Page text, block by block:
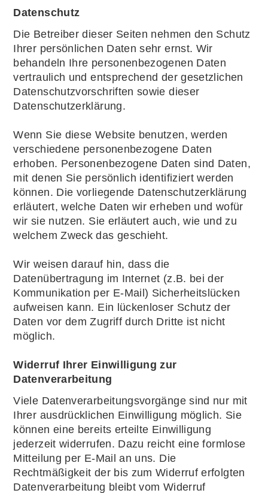
Datenschutz
Die Betreiber dieser Seiten nehmen den Schutz
Ihrer persönlichen Daten sehr ernst. Wir
behandeln Ihre personenbezogenen Daten
vertraulich und entsprechend der gesetzlichen
Datenschutzvorschriften sowie dieser
Datenschutzerklärung.
Wenn Sie diese Website benutzen, werden
verschiedene personenbezogene Daten
erhoben. Personenbezogene Daten sind Daten,
mit denen Sie persönlich identifiziert werden
können. Die vorliegende Datenschutzerklärung
erläutert, welche Daten wir erheben und wofür
wir sie nutzen. Sie erläutert auch, wie und zu
welchem Zweck das geschieht.
Wir weisen darauf hin, dass die
Datenübertragung im Internet (z.B. bei der
Kommunikation per E-Mail) Sicherheitslücken
aufweisen kann. Ein lückenloser Schutz der
Daten vor dem Zugriff durch Dritte ist nicht
möglich.
Widerruf Ihrer Einwilligung zur
Datenverarbeitung
Viele Datenverarbeitungsvorgänge sind nur mit
Ihrer ausdrücklichen Einwilligung möglich. Sie
können eine bereits erteilte Einwilligung
jederzeit widerrufen. Dazu reicht eine formlose
Mitteilung per E-Mail an uns. Die
Rechtmäßigkeit der bis zum Widerruf erfolgten
Datenverarbeitung bleibt vom Widerruf